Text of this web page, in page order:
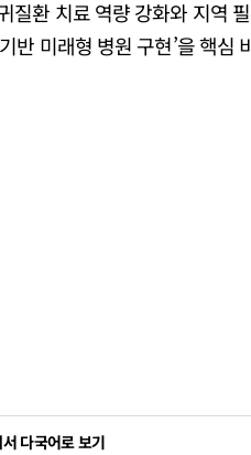
질환 치료 역량 강화와 지역
반 미래형 병원 구현’을 핵심
다국어로 보기